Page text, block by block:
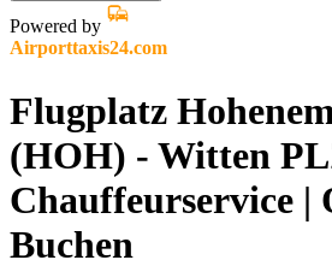
Powered by
Airporttaxis24.com
Flugplatz
(HOH) - Witten
Chauffeurservice |
Buchen